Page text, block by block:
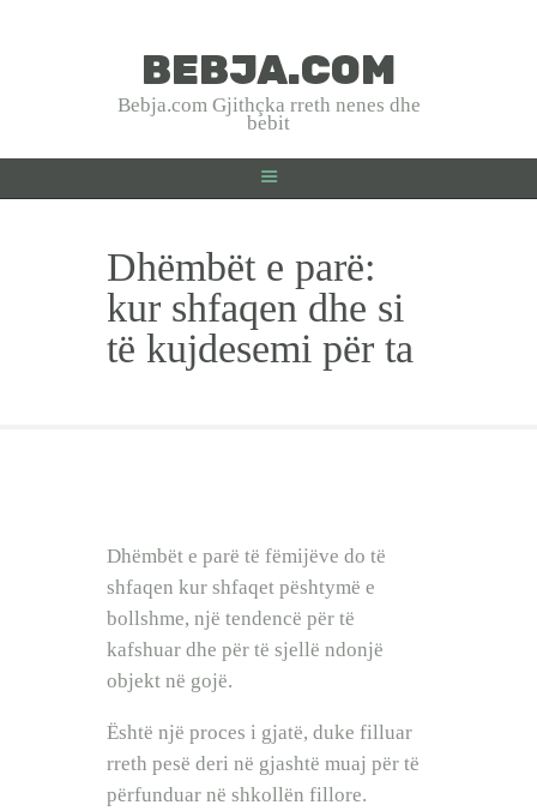
BEBJA.COM
Bebja.com Gjithçka rreth nenes dhe
bebit
Dhëmbët e parë:
kur shfaqen dhe si
të kujdesemi për ta
BEBJA.COM
SHTATZANIA
LINDJA
BEBJA
USHQYERJA
BABY SISTER
LIFESTYLE
SHOP
Dhëmbët e parë të fëmijëve do të
shfaqen kur shfaqet pështymë e
bollshme, një tendencë për të
kafshuar dhe për të sjellë ndonjë
objekt në gojë.
Është një proces i gjatë, duke filluar
rreth pesë deri në gjashtë muaj për të
përfunduar në shkollën fillore.